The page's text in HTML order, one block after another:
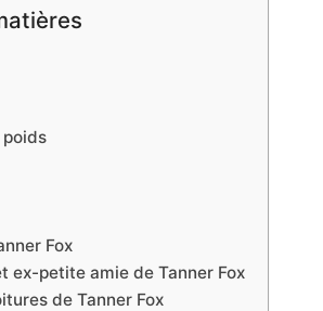
Fox
ex-petite amie de Tanner Fox
de Tanner Fox